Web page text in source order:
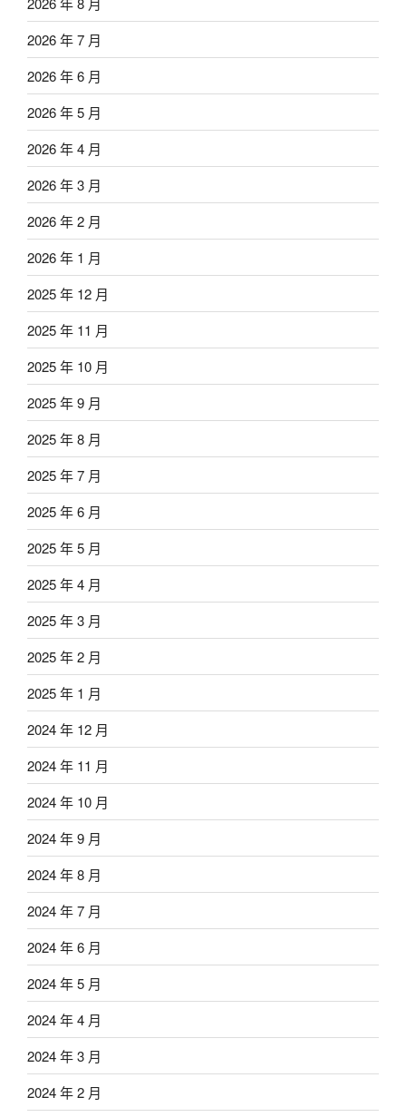
2026 年 7 月
2026 年 6 月
2026 年 5 月
2026 年 4 月
2026 年 3 月
2026 年 2 月
2026 年 1 月
2025 年 12 月
2025 年 11 月
2025 年 10 月
2025 年 9 月
2025 年 8 月
2025 年 7 月
2025 年 6 月
2025 年 5 月
2025 年 4 月
2025 年 3 月
2025 年 2 月
2025 年 1 月
2024 年 12 月
2024 年 11 月
2024 年 10 月
2024 年 9 月
2024 年 8 月
2024 年 7 月
2024 年 6 月
2024 年 5 月
2024 年 4 月
2024 年 3 月
2024 年 2 月